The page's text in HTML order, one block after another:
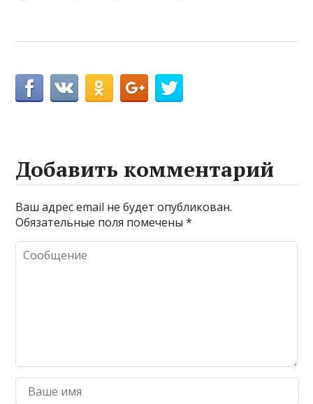
Добавить комментарий
Ваш адрес email не будет опубликован.
Обязательные поля помечены*